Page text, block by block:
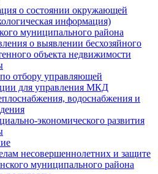
о состоянии окружающей
информация)
муниципального района
о выявлении бесхозяйного
объекта недвижимости
отбору управляющей
для управления МКД
водоснабжения и
экономического развития
несовершеннолетних и защите
муниципального района